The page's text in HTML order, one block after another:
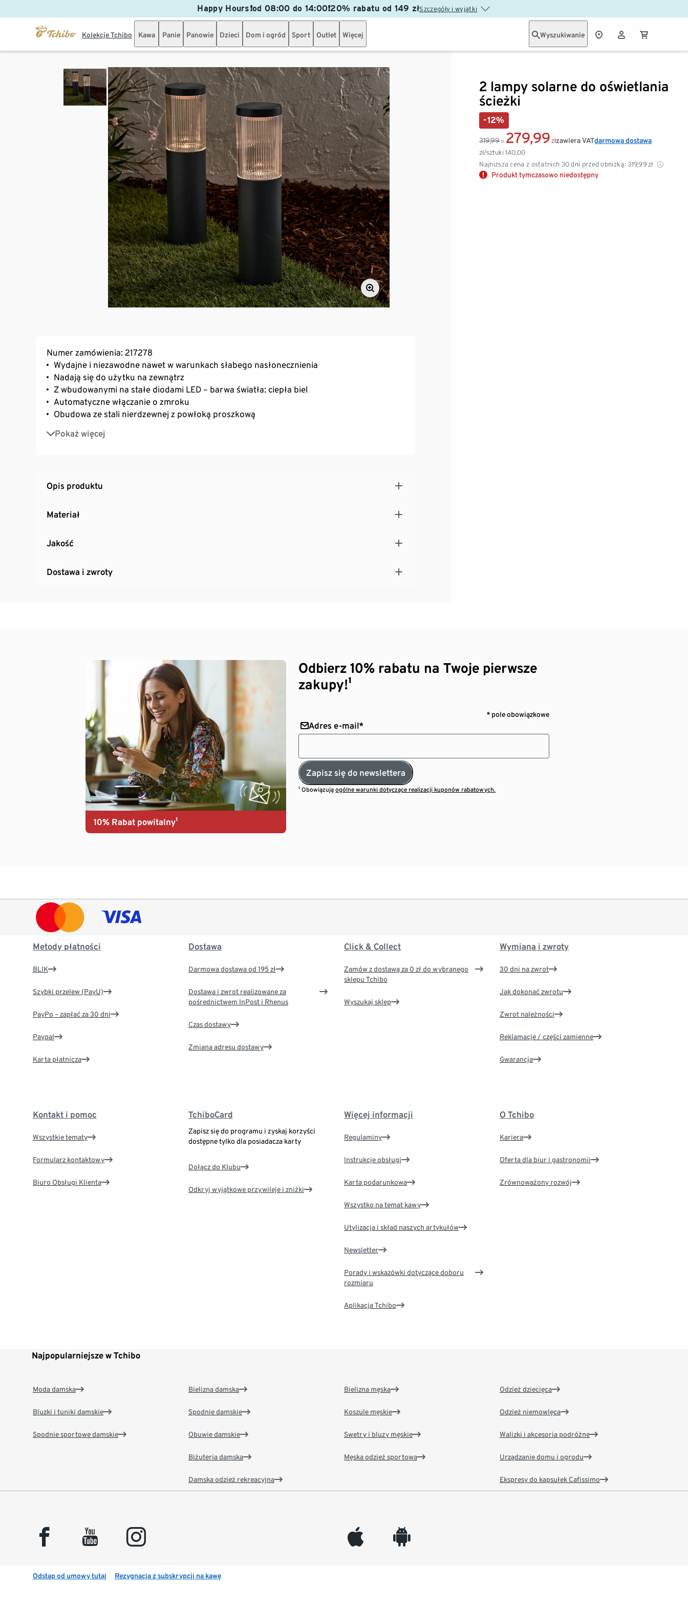
Happy Hours❗od 08:00 do 14:00❗20% rabatu od 149 złSzczegóły i wyjątki
Kolekcje Tchibo Kawa Panie Panowie Dzieci Dom i ogród Sport Outlet Więcej Wyszukiwanie
2 lampy solarne do oświetlania
ścieżki
-12%
319,99 zł 279,99 zł
zł/sztuki140,00
Najniższa cena z ostatnich 30 dni przed obniżką: 319,99zł
zawiera VATdarmowa dostawa
Produkt tymczasowo niedostępny
Numer zamówienia: 217278
Wydajne i niezawodne nawet w warunkach słabego nasłonecznienia
Nadają się do użytku na zewnątrz
Z wbudowanymi na stałe diodami LED – barwa światła: ciepła biel
Automatyczne włączanie o zmroku
Obudowa ze stali nierdzewnej z powłoką proszkową
Pokaż więcej
Wbudowany panel słoneczny z kompletem akumulatorów Ni-MH
Możliwość użycia z dołączonymi szpikulcami lub z płytą do mocowania, przykręcaną do
Opis produktu
Materiał
Jakość
Dostawa i zwroty
10% Rabat powitalny¹
Odbierz 10% rabatu na Twoje pierwsze
zakupy!¹
* pole obowiązkowe
Adres e-mail*
Zapisz się do newslettera
¹ Obowiązująogólne warunki dotyczące realizacji kuponów rabatowych.
Metody płatności
BLIK
Szybki przelew (PayU)
PayPo – zapłać za 30 dni
Paypal
Karta płatnicza
Dostawa
Darmowa dostawa od 195 zł
Dostawa i zwrot realizowane za
pośrednictwem InPost i Rhenus
Czas dostawy
Zmiana adresu dostawy
Click & Collect
Zamów z dostawą za 0 zł do wybranego
sklepu Tchibo
Wyszukaj sklep
Wymiana i zwroty
30 dni na zwrot
Jak dokonać zwrotu
Zwrot należności
Reklamacje / części zamienne
Gwarancja
Kontakt i pomoc
Wszystkie tematy
Formularz kontaktowy
Biuro Obsługi Klienta
TchiboCard
Zapisz się do programu i zyskaj korzyści
dostępne tylko dla posiadacza karty
Dołącz do Klubu
Odkryj wyjątkowe przywileje i zniżki
Więcej informacji
Regulaminy
Instrukcje obsługi
Karta podarunkowa
Wszystko na temat kawy
Utylizacja i skład naszych artykułów
Newsletter
Porady i wskazówki dotyczące doboru
rozmiaru
Aplikacja Tchibo
O Tchibo
Kariera
Oferta dla biur i gastronomii
Zrównoważony rozwój
Najpopularniejsze w Tchibo
Moda damska
Bluzki i tuniki damskie
Spodnie sportowe damskie
Bielizna damska
Spodnie damskie
Obuwie damskie
Biżuteria damska
Damska odzież rekreacyjna
Bielizna męska
Koszule męskie
Swetry i bluzy męskie
Męska odzież sportowa
Odzież dziecięca
Odzież niemowlęca
Walizki i akcesoria podróżne
Urządzanie domu i ogrodu
Ekspresy do kapsułek Cafissimo
facebook youtube instagram appleinc android
Odstąp od umowy tutaj Rezygnacja z subskrypcji na kawę